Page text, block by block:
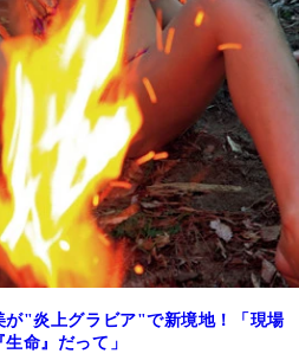
が"炎上グラビア"で新境地！「現場
命』だって」